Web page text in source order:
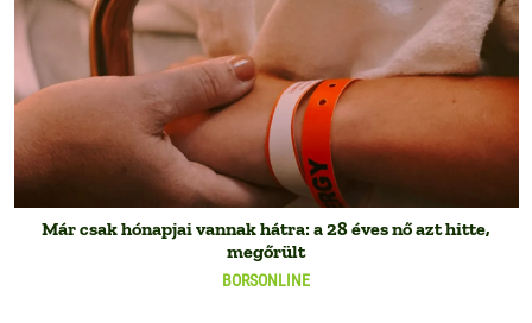
BORSONLINE
Már csak hónapjai vannak hátra: a 28 éves nő azt hitte,
megőrült